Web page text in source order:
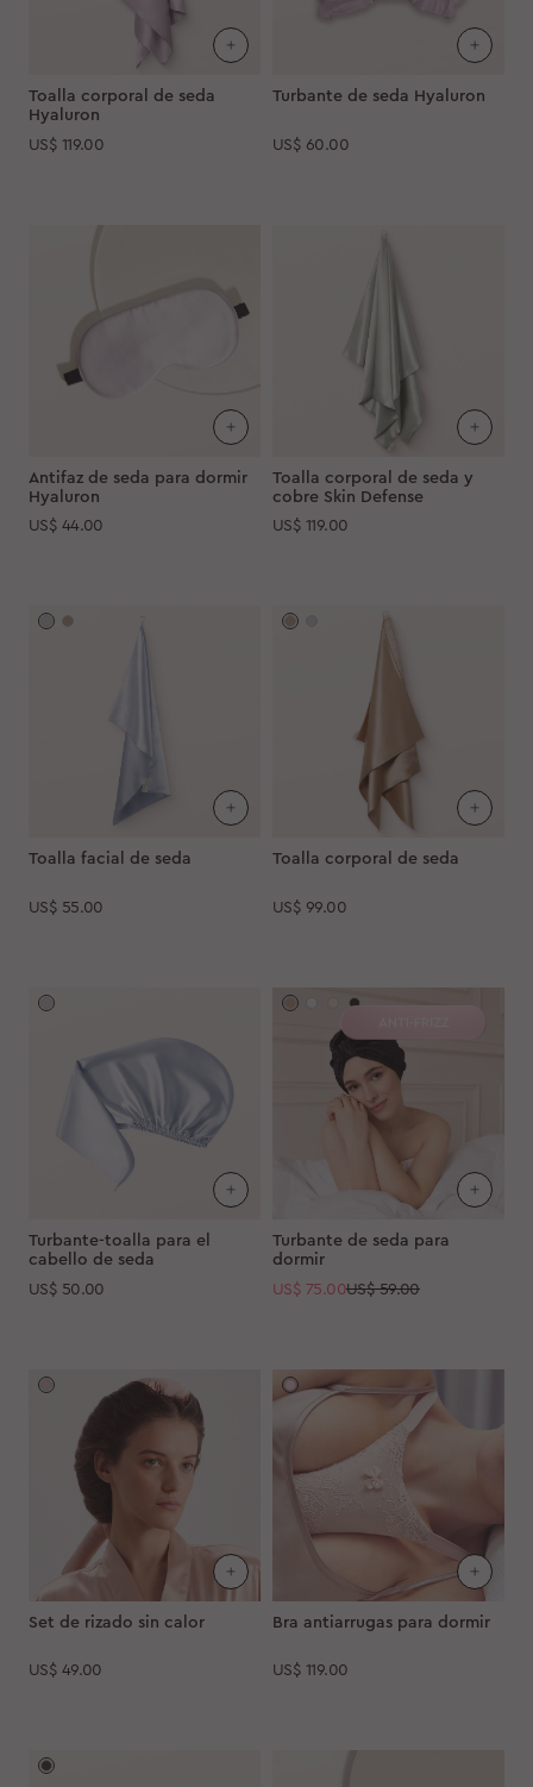
Toalla corporal de seda
Hyaluron
US$ 119.00
Turbante de seda Hyaluron
US$ 60.00
Antifaz de seda para dormir
Hyaluron
US$ 44.00
Toalla corporal de seda y
cobre Skin Defense
US$ 119.00
Toalla facial de seda
US$ 55.00
Toalla corporal de seda
US$ 99.00
Turbante-toalla para el
cabello de seda
US$ 50.00
Turbante de seda para
dormir
US$ 75.00US$ 59.00
Set de rizado sin calor
US$ 49.00
Bra antiarrugas para dormir
US$ 119.00